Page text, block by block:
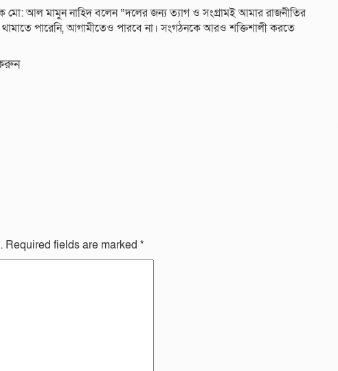
মো: আল মামুন নাহিদ বলেন “দলের জন্য ত্যাগ ও সংগ্রামই আমার রাজনীতির
পারেনি, আগামীতেও পারবে না। সংগঠনকে আরও শক্তিশালী করতে
Required fields are marked *